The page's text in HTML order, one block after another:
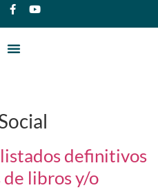
definitivos
de libros y/o